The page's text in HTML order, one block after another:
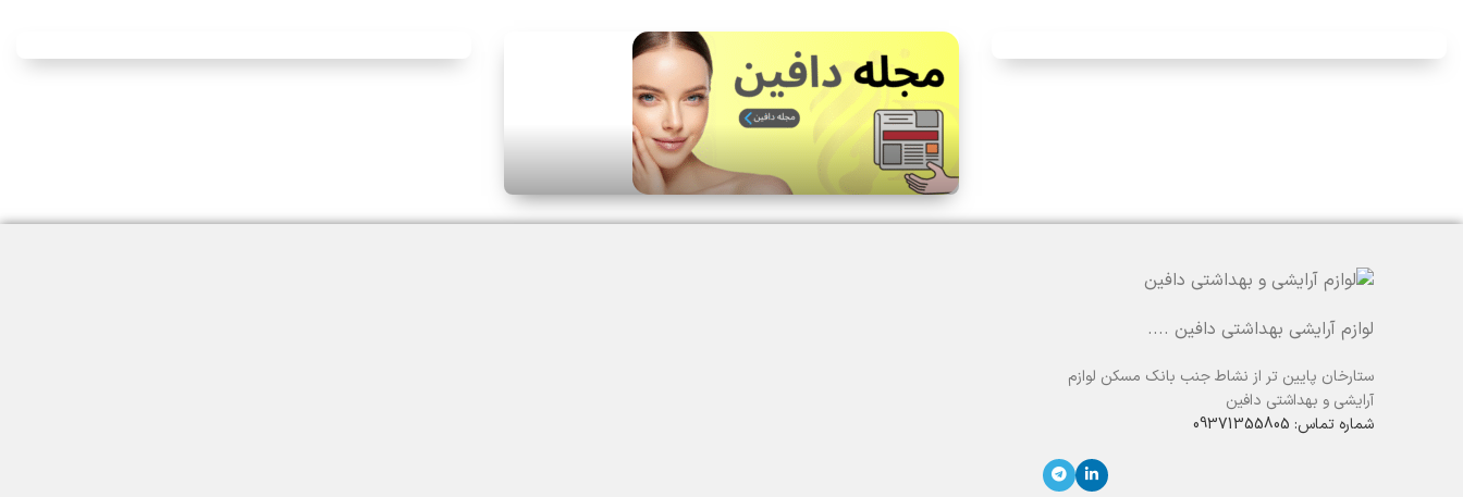
لوازم آرایشی بهداشتی دافین ....
ستارخان پایین تر از نشاط جنب بانک مسکن لوازم
آرایشی و بهداشتی دافین
شماره تماس: 09371355805